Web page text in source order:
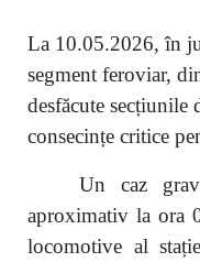
La 10.05.2026, în
segment feroviar,
desfăcute secțiunile
consecințe critice
Un caz
aproximativ la ora
locomotive al